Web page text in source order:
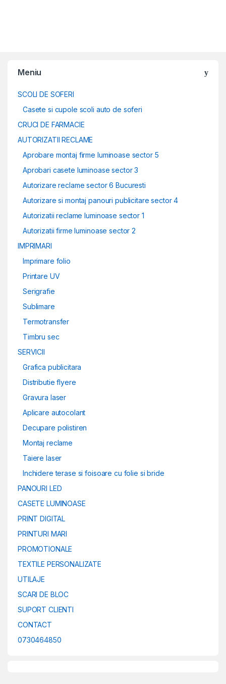
Meniu
SCOLI DE SOFERI
Casete si cupole scoli auto de soferi
CRUCI DE FARMACIE
AUTORIZATII RECLAME
Aprobare montaj firme luminoase sector 5
Aprobari casete luminoase sector 3
Autorizare reclame sector 6 Bucuresti
Autorizare si montaj panouri publicitare sector 4
Autorizatii reclame luminoase sector 1
Autorizatii firme luminoase sector 2
IMPRIMARI
Imprimare folio
Printare UV
Serigrafie
Sublimare
Termotransfer
Timbru sec
SERVICII
Grafica publicitara
Distributie flyere
Gravura laser
Aplicare autocolant
Decupare polistiren
Montaj reclame
Taiere laser
Inchidere terase si foisoare cu folie si bride
PANOURI LED
CASETE LUMINOASE
PRINT DIGITAL
PRINTURI MARI
PROMOTIONALE
TEXTILE PERSONALIZATE
UTILAJE
SCARI DE BLOC
SUPORT CLIENTI
CONTACT
0730464850